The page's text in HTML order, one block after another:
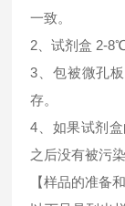
一致。
2、试剂盒 2-
3、包被微孔
存。
4、如果试剂
之后没有被污染
【样品的准备